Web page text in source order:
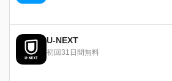
U-NEXT
初回31日間無料